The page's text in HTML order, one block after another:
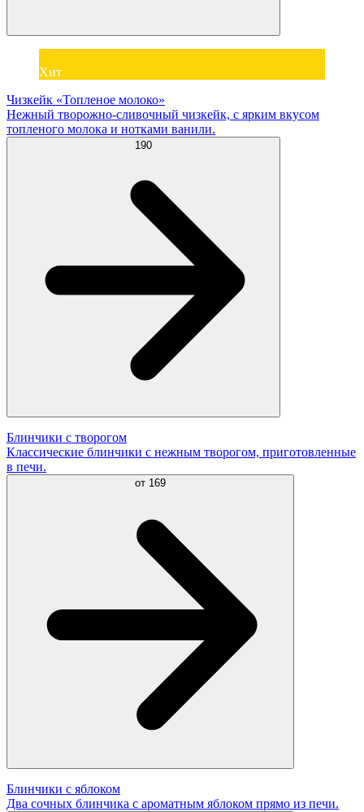
Хит
Чизкейк «Топленое молоко»
Нежный творожно-сливочный чизкейк, с ярким вкусом
топленого молока и нотками ванили.
190
Блинчики с творогом
Классические блинчики с нежным творогом, приготовленные
в печи.
от 169
Блинчики с яблоком
Два сочных блинчика с ароматным яблоком прямо из печи.